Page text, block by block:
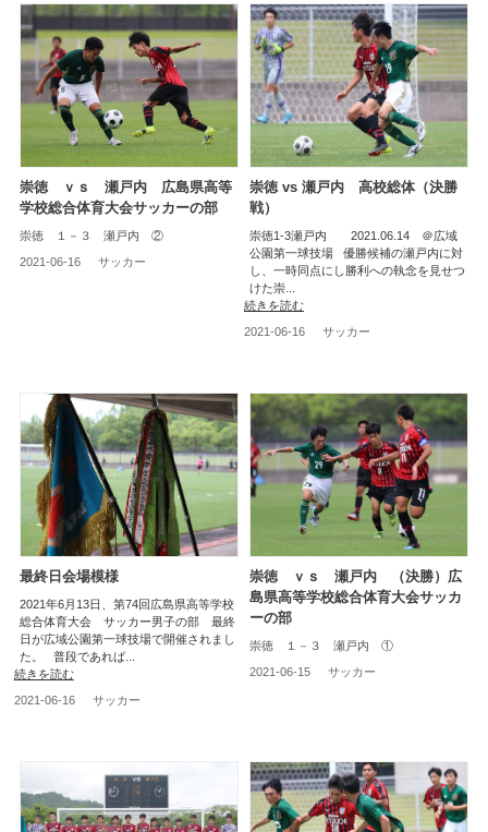
崇徳 ｖｓ 瀬戸内 広島県高等
学校総合体育大会サッカーの部
崇徳 １－３ 瀬戸内 ②
2021-06-16
サッカー
崇徳 vs 瀬戸内 高校総体（決勝
戦）
崇徳1-3瀬戸内 2021.06.14 ＠広域
公園第一球技場 優勝候補の瀬戸内に対
し、一時同点にし勝利への執念を見せつ
けた崇...
続きを読む
2021-06-16
サッカー
最終日会場模様
2021年6月13日、第74回広島県高等学校
総合体育大会 サッカー男子の部 最終
日が広域公園第一球技場で開催されまし
た。 普段であれば...
続きを読む
2021-06-16
サッカー
崇徳 ｖｓ 瀬戸内 （決勝）広
島県高等学校総合体育大会サッカ
ーの部
崇徳 １－３ 瀬戸内 ①
2021-06-15
サッカー